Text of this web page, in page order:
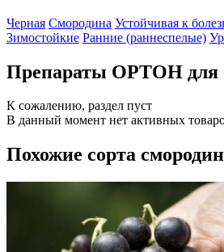
Черная Смородина Устойчивая к
Зимостойкие Ранние (раннеспелые)
Препараты ОРТОН для
К сожалению, раздел пуст
В данный момент нет активных
Похожие сорта